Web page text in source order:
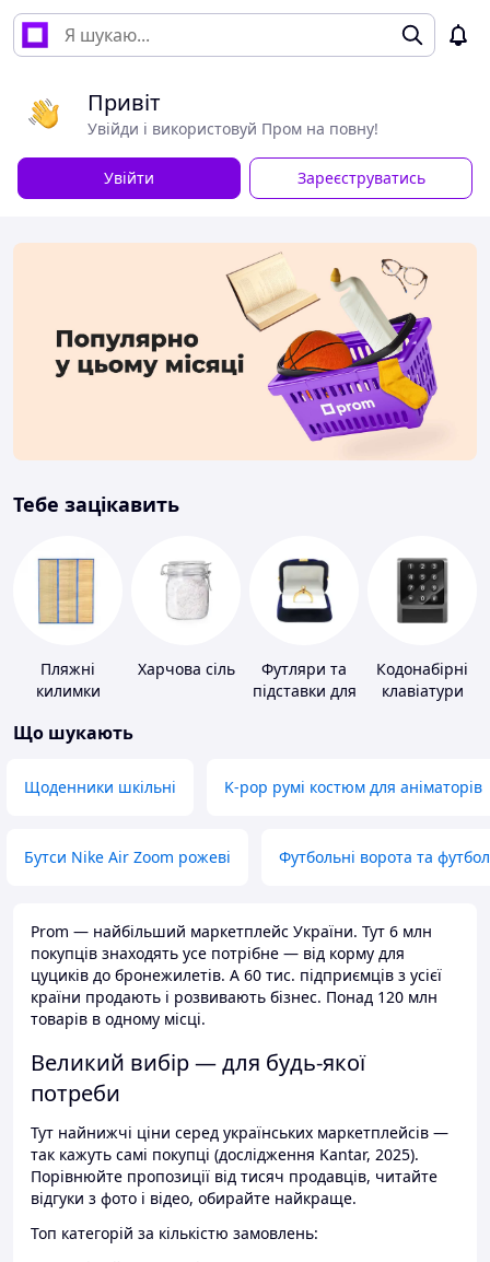
Привіт
Увійди і використовуй Пром на повну!
Увійти Зареєструватись
Тебе зацікавить
Пляжні
килимки
Харчова сіль
Футляри та
підставки для
Кодонабірні
клавіатури
Що шукають
Щоденники шкільні K-pop румі костюм для аніматорів
Бутси Nike Air Zoom рожеві Футбольні ворота та
Prom — найбільший маркетплейс України. Тут 6 млн
покупців знаходять усе потрібне — від корму для
цуциків до бронежилетів. А 60 тис. підприємців з усієї
країни продають і розвивають бізнес. Понад 120 млн
товарів в одному місці.
Великий вибір — для будь-якої
потреби
Тут найнижчі ціни серед українських маркетплейсів —
так кажуть самі покупці (дослідження Kantar, 2025).
Порівнюйте пропозиції від тисяч продавців, читайте
відгуки з фото і відео, обирайте найкраще.
Топ категорій за кількістю замовлень: